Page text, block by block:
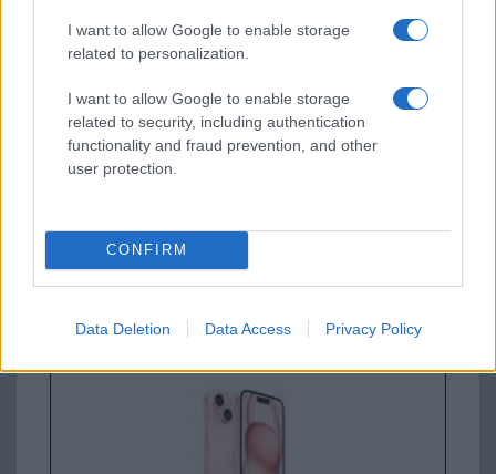
I want to allow Google to enable storage
related to personalization.
I want to allow Google to enable storage
related to security, including authentication
functionality and fraud prevention, and other
user protection.
CONFIRM
Data Deletion Data Access Privacy Policy
Xiaomi 15T Pro
Euro Gsm